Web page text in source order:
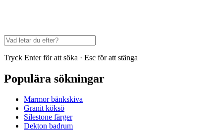
Tryck Enter för att söka · Esc för att stänga
Populära sökningar
Marmor bänkskiva
Granit köksö
Silestone färger
Dekton badrum